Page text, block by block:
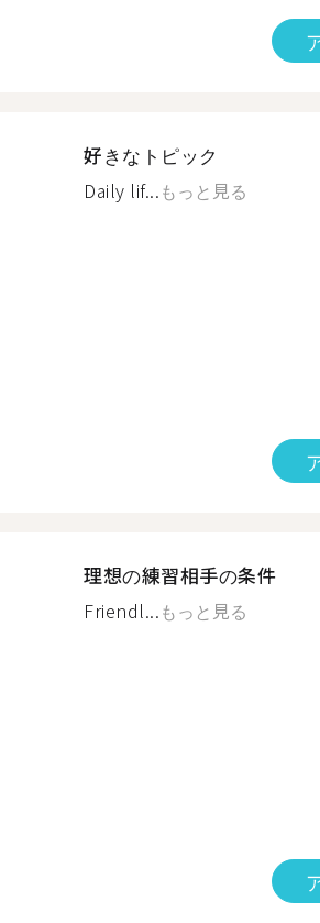
好きなトピック
Daily lif...もっと見る
理想の練習相手の条件
Friendl...もっと見る